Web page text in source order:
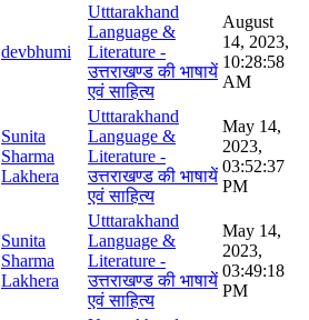
devbhumi
Utttarakhand
Language &
Literature -
उत्तराखण्ड की भाषायें
एवं साहित्य
August
14, 2023,
10:28:58
AM
Sunita
Sharma
Lakhera
Utttarakhand
Language &
Literature -
उत्तराखण्ड की भाषायें
एवं साहित्य
May 14,
2023,
03:52:37
PM
Sunita
Sharma
Lakhera
Utttarakhand
Language &
Literature -
उत्तराखण्ड की भाषायें
एवं साहित्य
May 14,
2023,
03:49:18
PM